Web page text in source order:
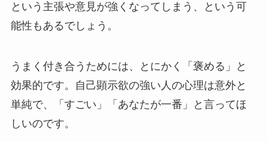
という主張や意見が強くなってしまう、という可
能性もあるでしょう。
うまく付き合うためには、とにかく「褒める」と
効果的です。自己顕示欲の強い人の心理は意外と
単純で、「すごい」「あなたが一番」と言ってほ
しいのです。